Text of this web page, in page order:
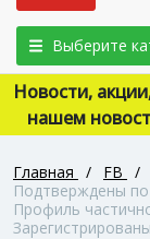
Выберите
Новости,
нашем
Главная / FB /
Подтверждены
Профиль